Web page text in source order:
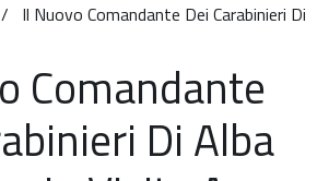
/ Il Nuovo Comandante Dei Carabinieri Di
Comandante
Di Alba